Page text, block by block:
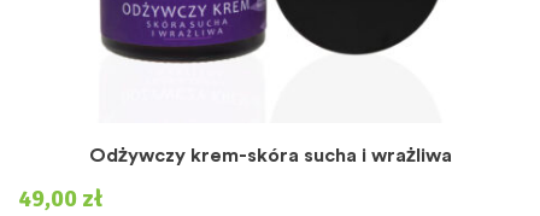
Odżywczy krem-skóra sucha i wrażliwa
49,00 zł